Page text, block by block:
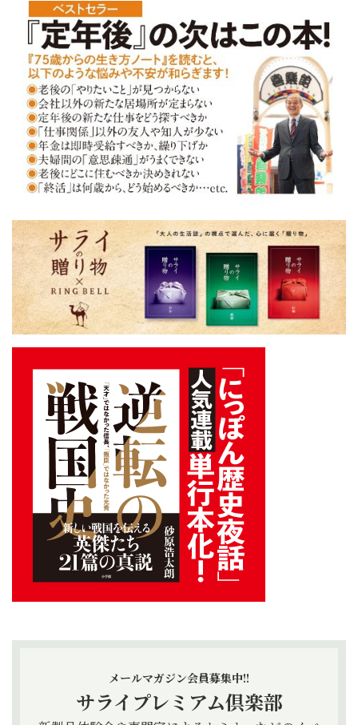
メールマガジン会員募集中!!
サライプレミアム倶楽部